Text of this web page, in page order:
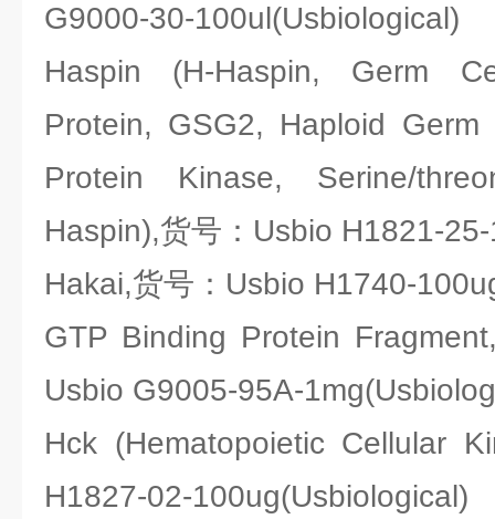
G9000-30-100ul(Usbiological)
Haspin (H-Haspin, Germ
Protein, GSG2, Haploid Germ
Protein Kinase, Serine/
Haspin),货号：Usbio H1821-
Hakai,货号：Usbio H1740-
GTP Binding Protein
Usbio G9005-95A-
Hck (Hematopoietic Cellular
H1827-02-100ug(Usbiological)